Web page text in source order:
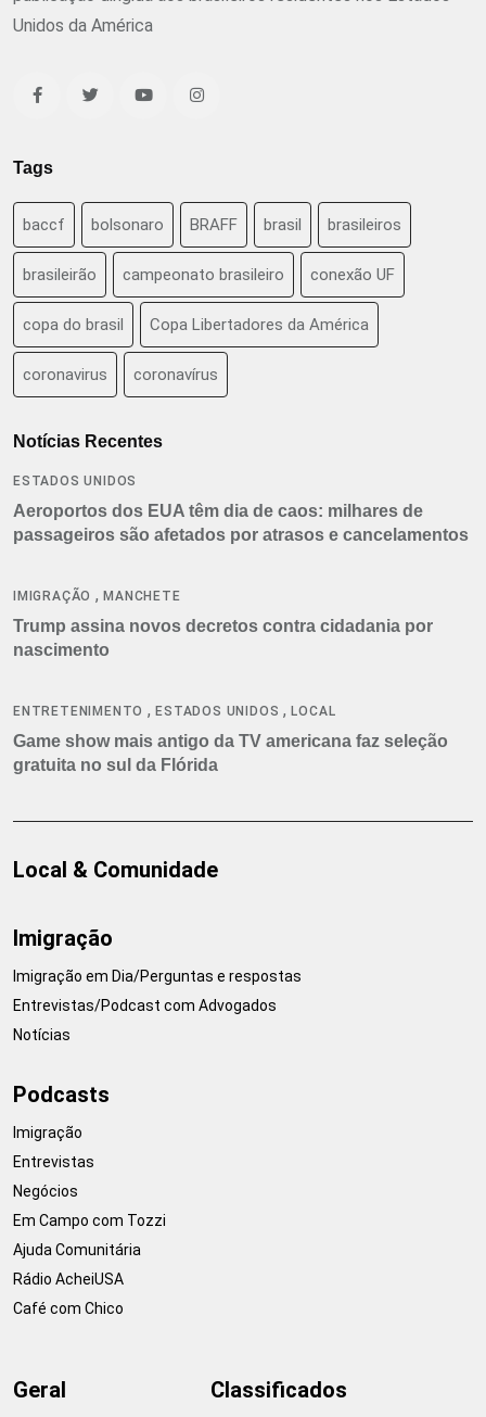
Unidos da América
Tags
baccf bolsonaro BRAFF brasil brasileiros
brasileirão campeonato brasileiro conexão UF
copa do brasil Copa Libertadores da América
coronavirus coronavírus
Notícias Recentes
ESTADOS UNIDOS
Aeroportos dos EUA têm dia de caos: milhares de
passageiros são afetados por atrasos e cancelamentos
IMIGRAÇÃO ,MANCHETE
Trump assina novos decretos contra cidadania por
nascimento
ENTRETENIMENTO ,ESTADOS UNIDOS ,LOCAL
Game show mais antigo da TV americana faz seleção
gratuita no sul da Flórida
Local & Comunidade
Imigração
Imigração em Dia/Perguntas e respostas
Entrevistas/Podcast com Advogados
Notícias
Podcasts
Imigração
Entrevistas
Negócios
Em Campo com Tozzi
Ajuda Comunitária
Rádio AcheiUSA
Café com Chico
Geral Classificados